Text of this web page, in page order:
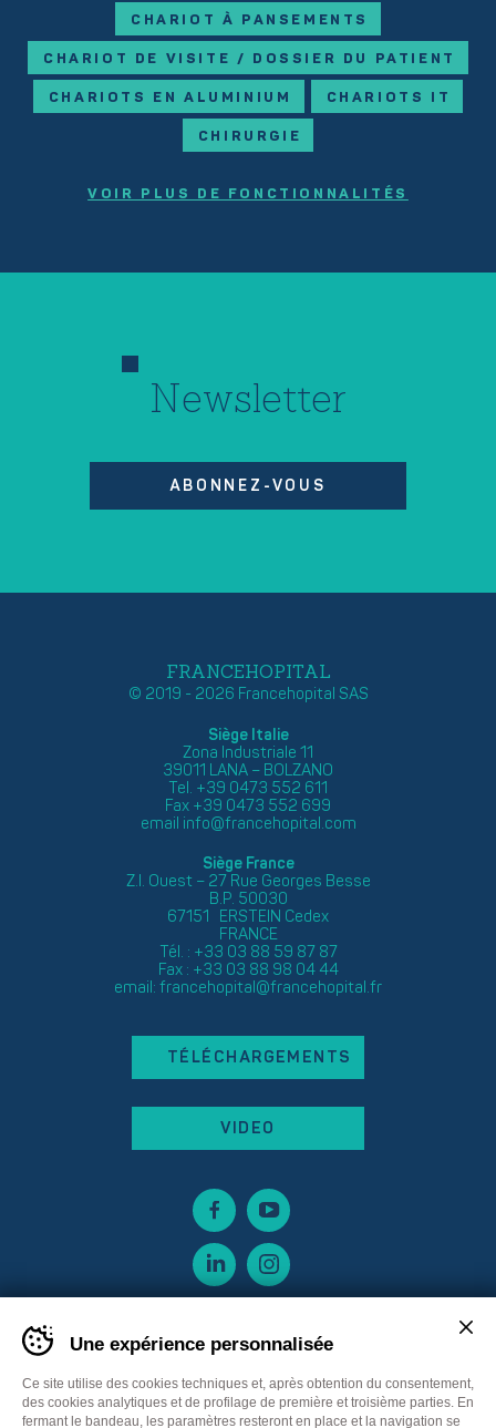
CHARIOT À PANSEMENTS
CHARIOT DE VISITE / DOSSIER DU PATIENT
CHARIOTS EN ALUMINIUM CHARIOTS IT
CHIRURGIE
VOIR PLUS DE FONCTIONNALITÉS
Newsletter
ABONNEZ-VOUS
FRANCEHOPITAL
© 2019 - 2026 Francehopital SAS
Siège Italie
Zona Industriale 11
39011 LANA – BOLZANO
Tel. +39 0473 552 611
Fax +39 0473 552 699
email info@francehopital.com
Siège France
Z.I. Ouest – 27 Rue Georges Besse
B.P. 50030
67151 ERSTEIN Cedex
FRANCE
Tél. : +33 03 88 59 87 87
Fax : +33 03 88 98 04 44
email: francehopital@francehopital.fr
TÉLÉCHARGEMENTS
VIDEO
Une expérience personnalisée
Ce site utilise des cookies techniques et, après obtention du consentement,
des cookies analytiques et de profilage de première et troisième parties. En
fermant le bandeau, les paramètres resteront en place et la navigation se